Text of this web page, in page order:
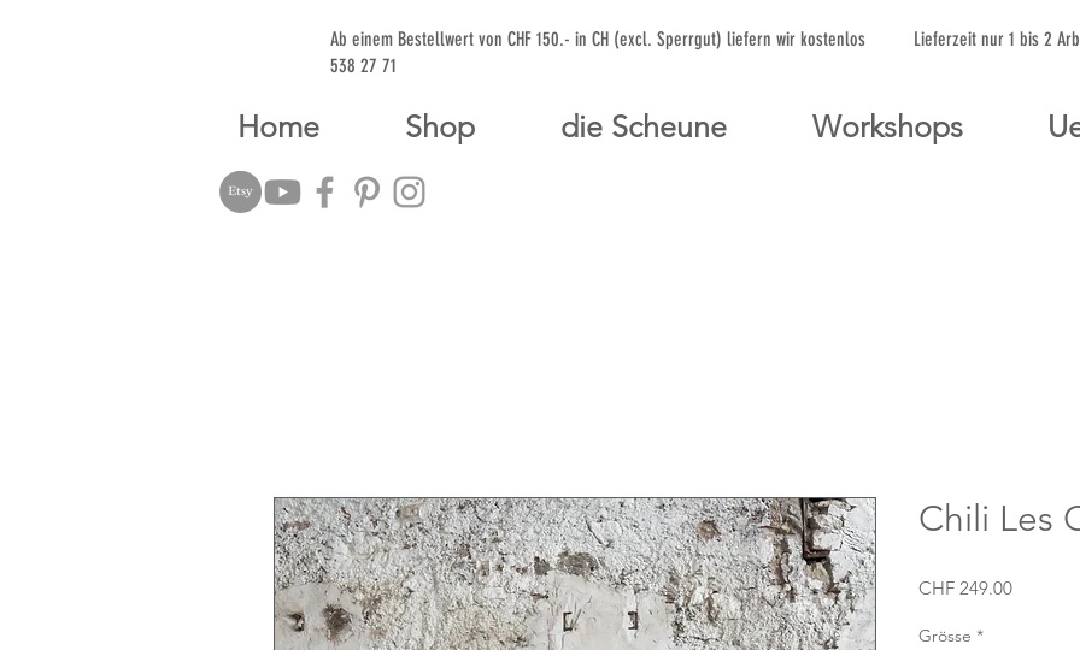
Ab einem Bestellwert von CHF 150.- in CH (excl. Sperrgut) liefern wir kostenlos Lieferzeit nur 1 bis
538 27 71
Home Shop die Scheune Workshops
Chili Les
CHF 249.00Preis
Grösse *